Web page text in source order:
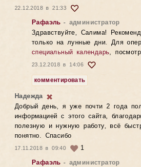
22.12.2018 в 21:33
Рафаэль - администратор
Здравствуйте, Салима!
только на лунные дни. Для
специальный календарь,
23.12.2018 в 14:06
комментировать
Надежда
Добрый день, я уже почти 2 года
информацией с этого сайта,
полезную и нужную работу, всё
понятно. Спасибо
17.11.2018 в 09:40
1
Рафаэль - администратор